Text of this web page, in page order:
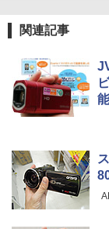
関連記事